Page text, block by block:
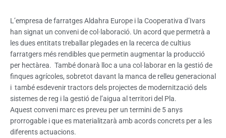
L’empresa de farratges Aldahra Europe i la Cooperativa d’Ivars
han signat un conveni de col·laboració. Un acord que permetrà a
les dues entitats treballar plegades en la recerca de cultius
farratgers més rendibles que permetin augmentar la producció
per hectàrea. També donarà lloc a una col·laborar en la gestió de
finques agrícoles, sobretot davant la manca de relleu generacional
i també esdevenir tractors dels projectes de modernització dels
sistemes de reg i la gestió de l’aigua al territori del Pla.
Aquest conveni marc es preveu per un termini de 5 anys
prorrogable i que es materialitzarà amb acords concrets per a les
diferents actuacions.